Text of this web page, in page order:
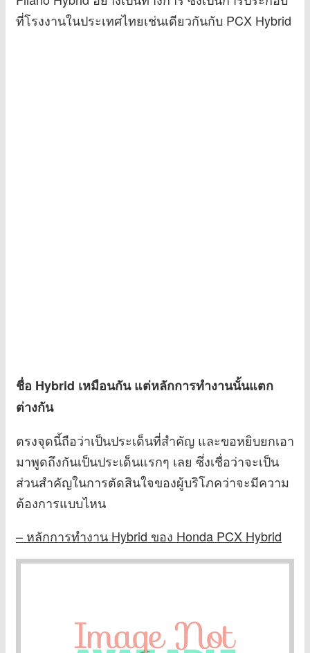
ที่โรงงานในประเทศไทยเช่นเดียวกันกับ PCX Hybrid
ชื่อ Hybrid เหมือนกัน แต่หลักการทำงานนั้นแตก
ต่างกัน
ตรงจุดนี้ถือว่าเป็นประเด็นที่สำคัญ และขอหยิบยกเอา
มาพูดถึงกันเป็นประเด็นแรกๆ เลย ซึ่งเชื่อว่าจะเป็น
ส่วนสำคัญในการตัดสินใจของผู้บริโภคว่าจะมีความ
ต้องการแบบไหน
– หลักการทำงาน Hybrid ของ Honda PCX Hybrid